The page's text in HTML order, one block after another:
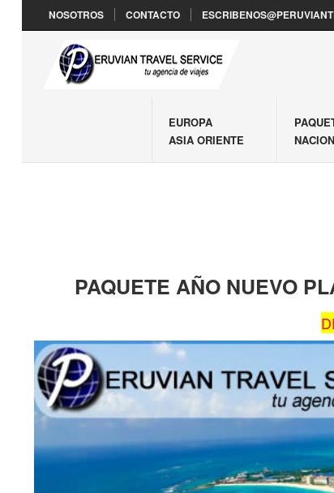
NOSOTROS CONTACTO
EUROPA
ASIA ORIENTE
PAQUETE AÑO NUEVO